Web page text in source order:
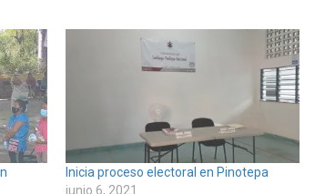
Inicia proceso electoral en Pinotepa
junio 6, 2021